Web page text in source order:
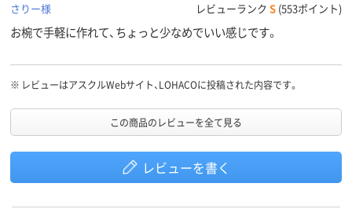
さりー様
レビューランク S (553ポイント)
お椀で手軽に作れて、ちょっと少なめでいい感じです。
※ レビューはアスクルWebサイト、LOHACOに投稿された内容です。
この商品のレビューを全て見る
レビューを書く